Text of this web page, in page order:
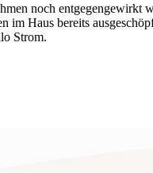
noch entgegengewirkt
im Haus bereits
Strom.